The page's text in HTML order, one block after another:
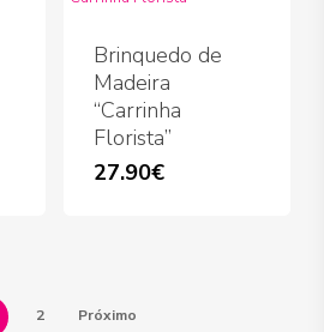
Brinquedo de
Madeira
“Carrinha
Florista”
27.90€
2 Próximo